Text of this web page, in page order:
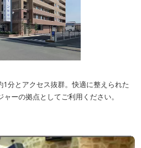
1分とアクセス抜群。快適に整えられた
ーの拠点としてご利用ください。